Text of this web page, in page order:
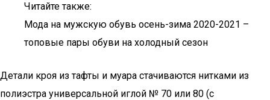
Читайте также:
Мода на мужскую обувь осень-зима 2020-2021 –
топовые пары обуви на холодный сезон
Детали кроя из тафты и муара стачиваются нитками из
полиэстра универсальной иглой № 70 или 80 (с